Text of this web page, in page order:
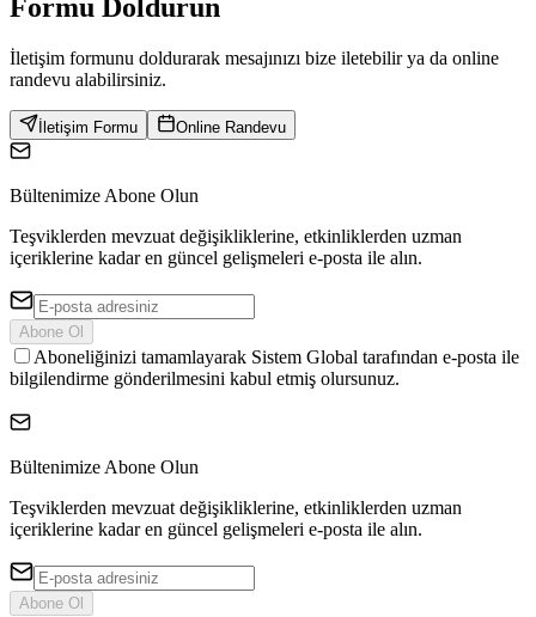
Formu Doldurun
İletişim formunu doldurarak mesajınızı bize iletebilir ya da online
randevu alabilirsiniz.
İletişim Formu Online Randevu
Bültenimize Abone Olun
Teşviklerden mevzuat değişikliklerine, etkinliklerden uzman
içeriklerine kadar en güncel gelişmeleri e-posta ile alın.
Abone Ol
Aboneliğinizi tamamlayarak Sistem Global tarafından e-posta ile
bilgilendirme gönderilmesini kabul etmiş olursunuz.
Bültenimize Abone Olun
Teşviklerden mevzuat değişikliklerine, etkinliklerden uzman
içeriklerine kadar en güncel gelişmeleri e-posta ile alın.
Abone Ol